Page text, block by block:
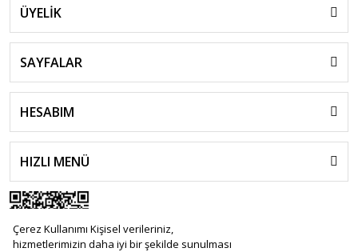
Çerez Kullanımı Kişisel verileriniz,
hizmetlerimizin daha iyi bir şekilde sunulması
ÜYELİK
SAYFALAR
HESABIM
HIZLI MENÜ